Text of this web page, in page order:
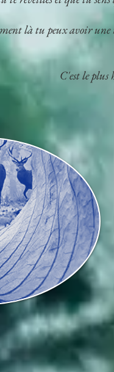
là tu peux avoir
C'est le